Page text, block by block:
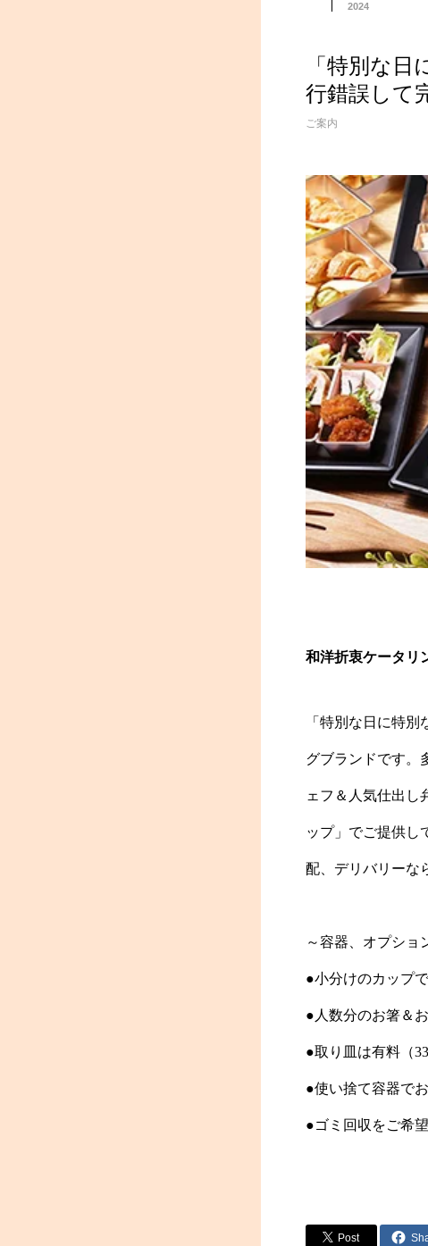
2024
「特別な
行錯誤して
ご案内
和洋折衷ケータリ
「特別な日に特
グブランドです。
ェフ＆人気仕出し
ップ」でご提供し
配、デリバリーな
～容器、オプショ
●小分けのカップ
●人数分のお箸＆お
●取り皿は有料（
●使い捨て容器で
●ゴミ回収をご希
Post